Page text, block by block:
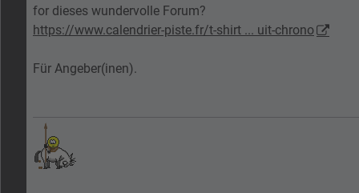
for dieses wundervolle Forum?
https://www.calendrier-piste.fr/t-shirt ... uit-chrono
Für Angeber(inen).